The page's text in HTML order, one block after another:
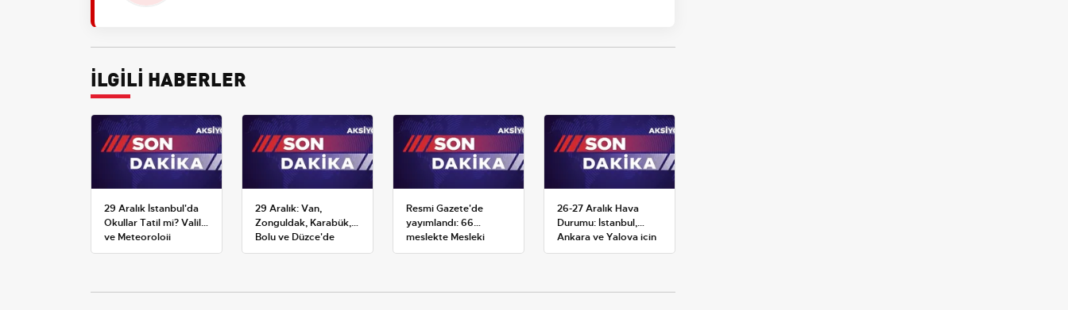
İLGİLİ HABERLER
29 Aralık İstanbul'da
Okullar Tatil mi? Valilik
ve Meteoroloji
Açıklamaları
29 Aralık: Van,
Zonguldak, Karabük,
Bolu ve Düzce'de
okullar tatil —
Resmi Gazete'de
yayımlandı: 66
meslekte Mesleki
Yeterlilik Belgesi
26-27 Aralık Hava
Durumu: İstanbul,
Ankara ve Yalova için
Kar Tahminleri